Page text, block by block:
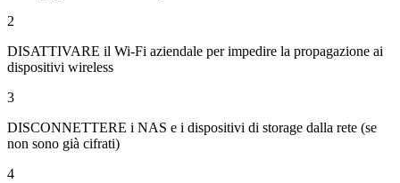
2
DISATTIVARE il Wi-Fi aziendale per impedire la propagazione ai
dispositivi wireless
3
DISCONNETTERE i NAS e i dispositivi di storage dalla rete (se
non sono già cifrati)
4